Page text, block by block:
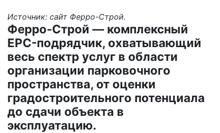
Источник: сайт Ферро-Строй.
Ферро-Строй — комплексный
EPC-подрядчик, охватывающий
весь спектр услуг в области
организации парковочного
пространства, от оценки
градостроительного потенциала
до сдачи объекта в
эксплуатацию.